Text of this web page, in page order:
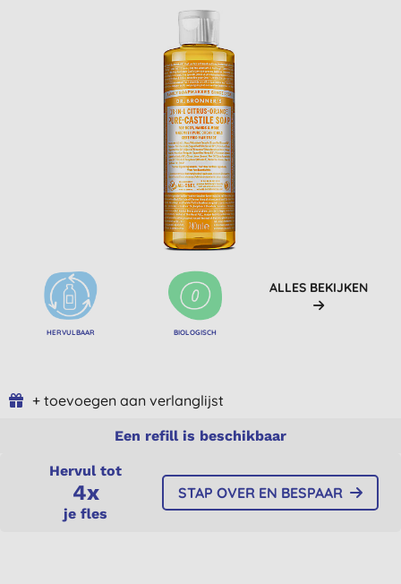
HERVULBAAR BIOLOGISCH
ALLES BEKIJKEN
+ toevoegen aan verlanglijst
Een refill is beschikbaar
Hervul tot
4x
je fles
STAP OVER EN BESPAAR